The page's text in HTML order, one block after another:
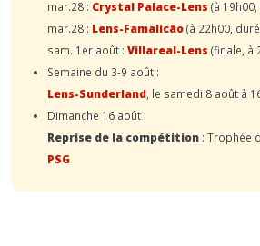
mar.28 : Crystal Palace-Lens (à
mar.28 : Lens-Famalicão(à 22h00,
sam. 1er août : Villareal-Lens (finale, à
Semaine du 3-9 août :
Lens-Sunderland , le samedi 8 août à
Dimanche 16 août :
Reprise de la compétition : Trophée
PSG